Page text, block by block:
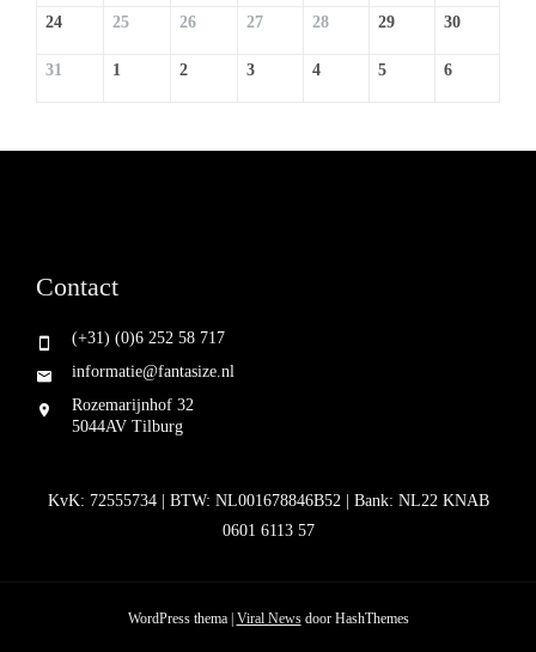
24 25 26 27 28 29 30
31 1 2 3 4 5 6
Contact
(+31) (0)6 252 58 717
informatie@fantasize.nl
Rozemarijnhof 32
5044AV Tilburg
KvK: 72555734 | BTW: NL001678846B52 | Bank: NL22 KNAB
0601 6113 57
WordPress thema | Viral Newsdoor HashThemes